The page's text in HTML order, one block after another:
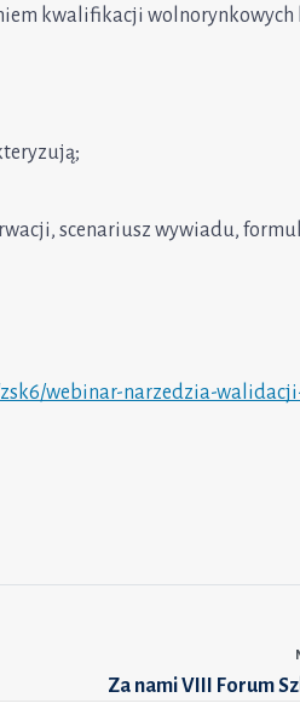
kwalifikacji wolnorynkowych
scenariusz wywiadu,
webinar-narzedzia-
Za nami VIII Forum